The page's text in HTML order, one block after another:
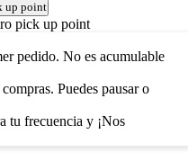
up point
pick up point
pedido. No es acumulable
Puedes pausar o
tu frecuencia y ¡Nos